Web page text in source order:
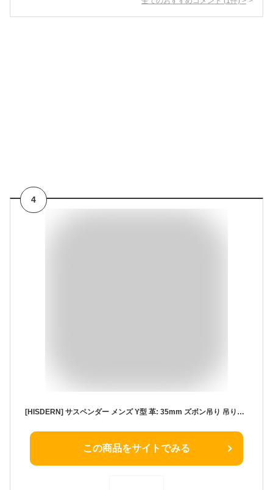
4
[HISDERN] サスペンダー メンズ Y型 革: 35mm ズボン吊り 吊りバンド 作業用 クリップ 錆びない 弾性ベルト 調節可能 グレー 無地 Y-01
この商品をサイトでみる